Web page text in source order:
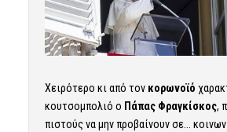
Χειρότερο κι από τονκορωνοϊό
κουτσομπολιό ο Πάπας Φραγκίσκος,
πιστούς να μην προβαίνουν σε…